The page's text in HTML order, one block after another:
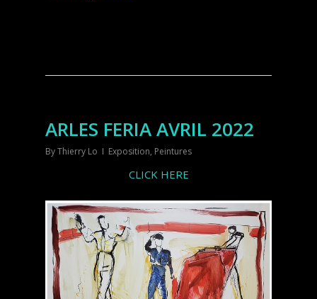
ARLES FERIA AVRIL 2022
ByThierry Lo Exposition, Peintures
CLICK HERE